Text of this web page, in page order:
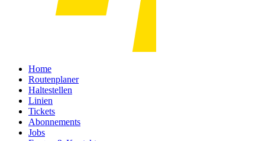
Home
Routenplaner
Haltestellen
Linien
Tickets
Abonnements
Jobs